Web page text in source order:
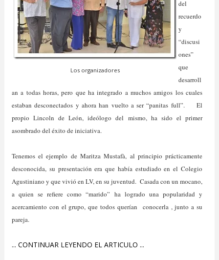
Los organizadores
del
recuerdo
y
“discusi
ones”
que
desarroll
an a todas horas, pero que ha integrado a muchos amigos los cuales
estaban desconectados y ahora han vuelto a ser “panitas full”. El
propio Lincoln de León, ideólogo del mismo, ha sido el primer
asombrado del éxito de iniciativa.
Tenemos el ejemplo de Maritza Mustafà, al principio prácticamente
desconocida, su presentación era que había estudiado en el Colegio
Agustiniano y que vivió en LV, en su juventud. Casada con un mocano,
a quien se refiere como “marido” ha logrado una popularidad y
acercamiento con el grupo, que todos querían conocerla , junto a su
pareja.
... CONTINUAR LEYENDO EL ARTICULO ...